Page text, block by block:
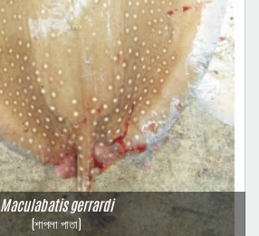
Maculabatis gerrardi
(শাপলা পাতা)